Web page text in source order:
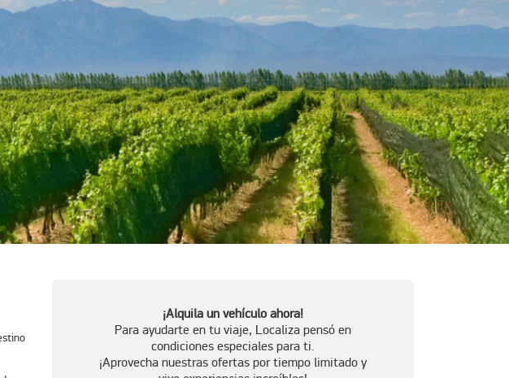
¡Alquila un vehículo ahora!
Para ayudarte en tu viaje, Localiza pensó en
condiciones especiales para ti.
¡Aprovecha nuestras ofertas por tiempo limitado y